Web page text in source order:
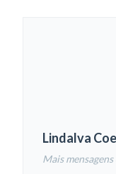
Lindalva
Mais